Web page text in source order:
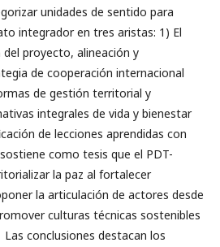
unidades de sentido para
integrador en tres aristas: 1) El
proyecto, alineación y
de cooperación internacional
de gestión territorial y
integrales de vida y bienestar
de lecciones aprendidas con
como tesis que el PDT-
la paz al fortalecer
la articulación de actores desde
culturas técnicas sostenibles
conclusiones destacan los